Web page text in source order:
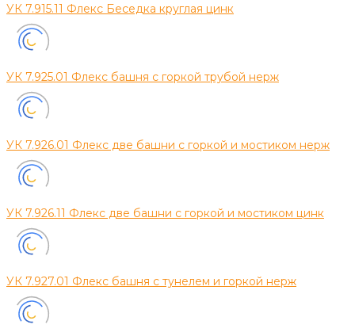
УК 7.915.11 Флекс Беседка круглая цинк
УК 7.925.01 Флекс башня с горкой трубой нерж
УК 7.926.01 Флекс две башни с горкой и мостиком нерж
УК 7.926.11 Флекс две башни с горкой и мостиком цинк
УК 7.927.01 Флекс башня с тунелем и горкой нерж